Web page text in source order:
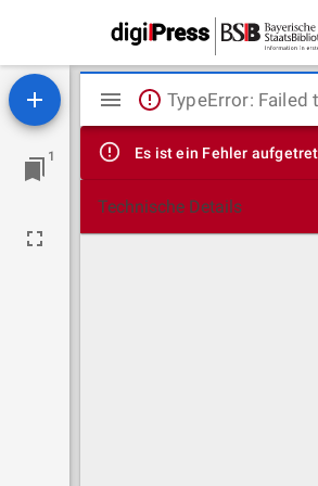
1
Mirador
Viewer
TypeError: Failed
Es ist ein Fehler
Technische Details